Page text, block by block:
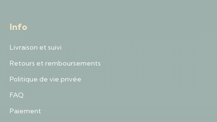
Info
Livraison et suivi
Retours et remboursements
Politique de vie privée
FAQ
Paiement